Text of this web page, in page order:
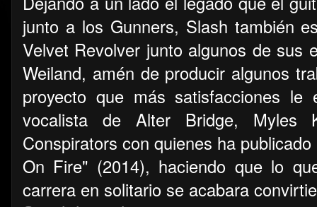
junto a los Gunners, Slash también
Velvet Revolver junto algunos de sus
Weiland, amén de producir algunos
proyecto que más satisfacciones
vocalista de Alter Bridge,
Conspirators con quienes ha
On Fire" (2014), haciendo que lo
carrera en solitario se acabara